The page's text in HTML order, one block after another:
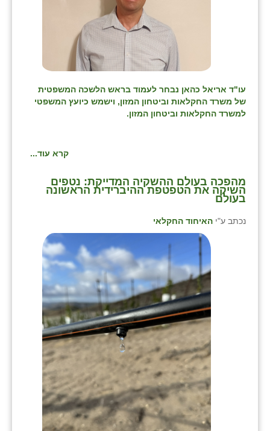
עו"ד אריאל כהאן נבחר לעמוד בראש הלשכה המשפטית
של משרד החקלאות וביטחון המזון, וישמש כיועץ המשפטי
למשרד החקלאות וביטחון המזון.
קרא עוד...
מהפכה בעולם ההשקיה המדייקת: נטפים
השיקה את הטפטפת ההיברידית הראשונה
בעולם
נכתב ע"י האיחוד החקלאי